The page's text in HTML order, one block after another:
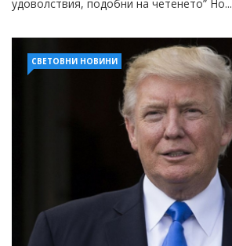
удоволствия, подобни на четенето” Но...
СВЕТОВНИ НОВИНИ